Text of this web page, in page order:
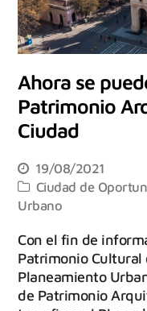
Ahora se
Patrimonio
Ciudad
19/08/2021
Ciudad de
Urbano
Con el fin de
Patrimonio Cultural
Planeamiento
de Patrimonio